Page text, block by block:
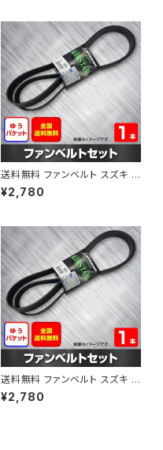
送料無料 ファンベルト スズキ ス
ペーシア 型式MK32S H25.03
～H30.02 （国内トップメーカ
¥2,780
送料無料 ファンベルト スズキ ワ
ゴンR 型式MH34S H24.09～
H29.02 （国内トップメーカー）
¥2,780